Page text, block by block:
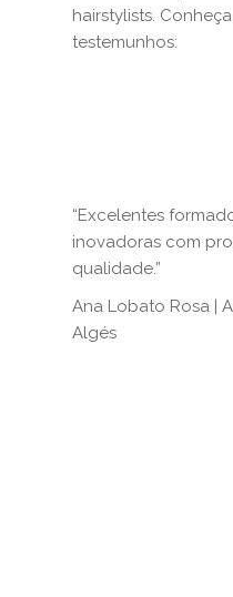
hairstylists.
testemunhos:
“Excelentes
inovadoras com
qualidade.”
Ana Lobato Rosa |
Algés